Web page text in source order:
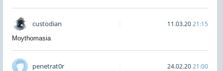
custodian 11.03.2021:15
Moythomasia
penetrat0r 24.02.2021:00